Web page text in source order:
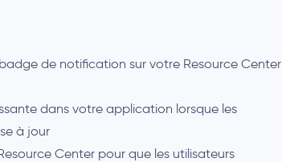
de notification sur votre Resource Center
dans votre application lorsque les
à jour
Center pour que les utilisateurs